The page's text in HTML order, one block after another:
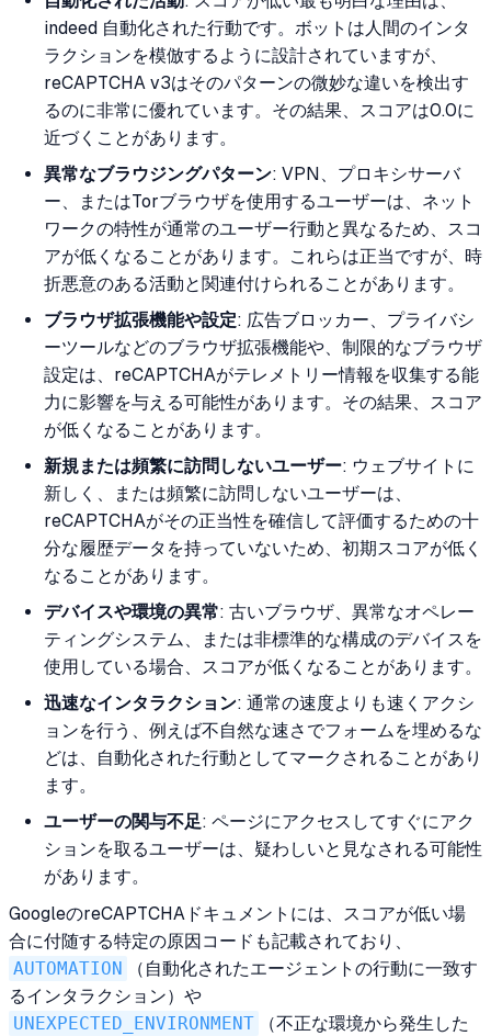
indeed 自動化された行動です。ボットは人間のインタ
ラクションを模倣するように設計されていますが、
reCAPTCHA v3はそのパターンの微妙な違いを検出す
るのに非常に優れています。その結果、スコアは0.0に
近づくことがあります。
異常なブラウジングパターン: VPN、プロキシサーバ
ー、またはTorブラウザを使用するユーザーは、ネット
ワークの特性が通常のユーザー行動と異なるため、スコ
アが低くなることがあります。これらは正当ですが、時
折悪意のある活動と関連付けられることがあります。
ブラウザ拡張機能や設定: 広告ブロッカー、プライバシ
ーツールなどのブラウザ拡張機能や、制限的なブラウザ
設定は、reCAPTCHAがテレメトリー情報を収集する能
力に影響を与える可能性があります。その結果、スコア
が低くなることがあります。
新規または頻繁に訪問しないユーザー: ウェブサイトに
新しく、または頻繁に訪問しないユーザーは、
reCAPTCHAがその正当性を確信して評価するための十
分な履歴データを持っていないため、初期スコアが低く
なることがあります。
デバイスや環境の異常: 古いブラウザ、異常なオペレー
ティングシステム、または非標準的な構成のデバイスを
使用している場合、スコアが低くなることがあります。
迅速なインタラクション: 通常の速度よりも速くアクシ
ョンを行う、例えば不自然な速さでフォームを埋めるな
どは、自動化された行動としてマークされることがあり
ます。
ユーザーの関与不足: ページにアクセスしてすぐにアク
ションを取るユーザーは、疑わしいと見なされる可能性
があります。
GoogleのreCAPTCHAドキュメントには、スコアが低い場
合に付随する特定の原因コードも記載されており、
AUTOMATION
（自動化されたエージェントの行動に一致す
るインタラクション）や
UNEXPECTED_ENVIRONMENT
（不正な環境から発生した